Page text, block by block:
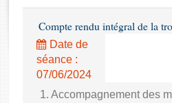
Baromètre de l’application des lois
Dossiers législatifs
Compte rendu intégral de la
Date de
séance :
07/06/2024
1. Accompagnement des